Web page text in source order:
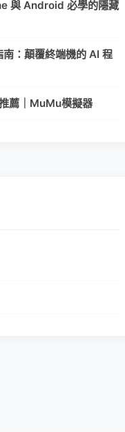
與 Android 必學的隱藏
：顛覆終端機的 AI 程
薦｜MuMu模擬器